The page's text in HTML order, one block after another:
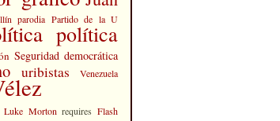
parodia Partido de la U
política
Seguridad democrática
uribistas Venezuela
Luke Morton requires Flash